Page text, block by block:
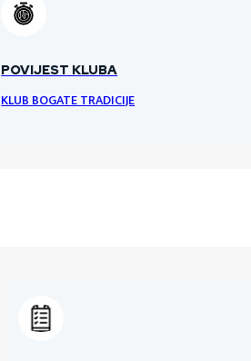
POVIJEST KLUBA
KLUB BOGATE TRADICIJE